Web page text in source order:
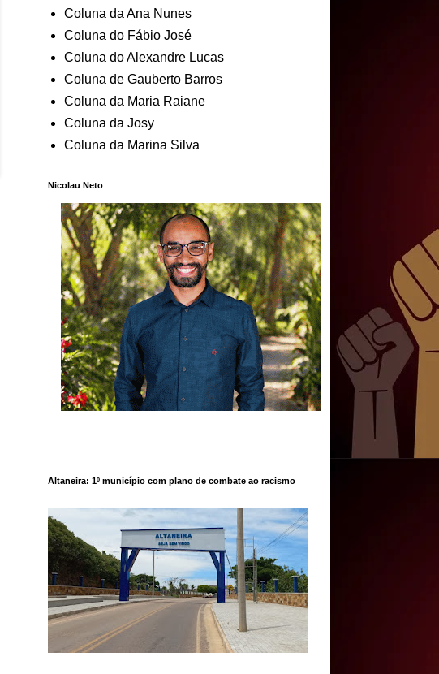
Coluna da Ana Nunes
Coluna do Fábio José
Coluna do Alexandre Lucas
Coluna de Gauberto Barros
Coluna da Maria Raiane
Coluna da Josy
Coluna da Marina Silva
Nicolau Neto
Altaneira: 1º município com plano de combate ao racismo